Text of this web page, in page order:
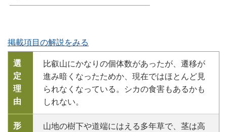
掲載項目の解説をみる
選
定
理
由
比叡山にかなりの個体数があったが、遷移が
進み暗くなったためか、現在ではほとんど見
られなくなっている。シカの食害もあるかも
しれない。
形
山地の樹下や道端にはえる多年草で、茎は高